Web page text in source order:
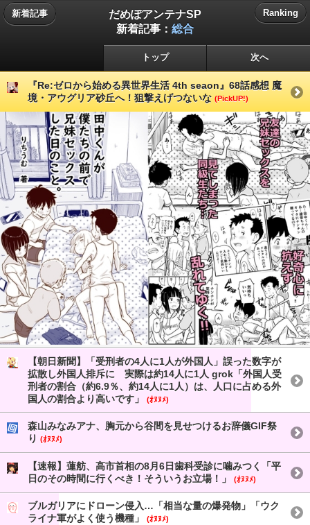
新着記事
だめぽアンテナSP
新着記事： 総合
Ranking
トップ 次へ
『Re:ゼロから始める異世界生活 4th seaon』68話感想 魔
境・アウグリア砂丘へ！狙撃えげつないな (PickUP!)
【朝日新聞】「受刑者の4人に1人が外国人」誤った数字が
拡散し外国人排斥に 実際は約14人に1人 grok「外国人受
刑者の割合（約6.9％、約14人に1人）は、人口に占める外
国人の割合より高いです」
(ｵﾇﾇﾒ)
森山みなみアナ、胸元から谷間を見せつけるお辞儀GIF祭
り (ｵﾇﾇﾒ)
【速報】蓮舫、高市首相の8月6日歯科受診に噛みつく「平
日のその時間に行くべき！そういうお立場！」
(ｵﾇﾇﾒ)
ブルガリアにドローン侵入…「相当な量の爆発物」「ウク
ライナ軍がよく使う機種」
(ｵﾇﾇﾒ)